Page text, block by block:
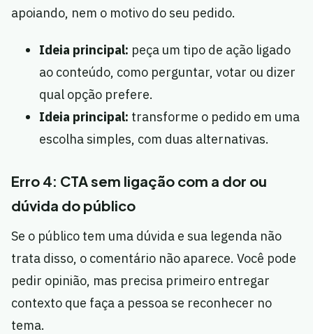
apoiando, nem o motivo do seu pedido.
Ideia principal: peça um tipo de ação ligado
ao conteúdo, como perguntar, votar ou dizer
qual opção prefere.
Ideia principal: transforme o pedido em uma
escolha simples, com duas alternativas.
Erro 4: CTA sem ligação com a dor ou
dúvida do público
Se o público tem uma dúvida e sua legenda não
trata disso, o comentário não aparece. Você pode
pedir opinião, mas precisa primeiro entregar
contexto que faça a pessoa se reconhecer no
tema.